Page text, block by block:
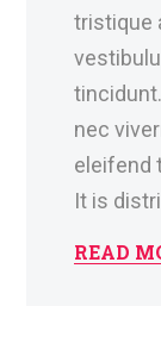
tristique
nec
eleifend
It is
READ